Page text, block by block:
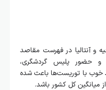
و آنتالیا در فهرست مقاصد
و حضور پلیس گردشگری،
خوب با توریست‌ها باعث شده
میانگین کل کشور باشد.